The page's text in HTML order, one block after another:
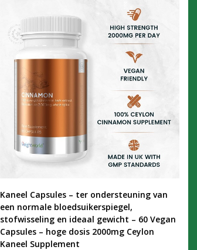
KOOP PRODUCT
Kaneel Capsules – ter ondersteuning van
een normale bloedsuikerspiegel,
stofwisseling en ideaal gewicht – 60 Vegan
Capsules – hoge dosis 2000mg Ceylon
Kaneel Supplement